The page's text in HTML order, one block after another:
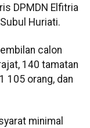
DPMDN Elfitria
Huriati.
calon
140 tamatan
105 orang, dan
minimal